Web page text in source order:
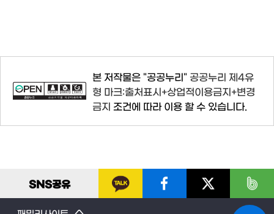
본 저작물은 "공공누리" 공공누리 제4유
형 마크:출처표시+상업적이용금지+변경
금지 조건에 따라 이용 할 수 있습니다.
SNS공유